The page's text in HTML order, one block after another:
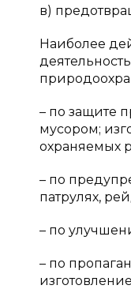
в)
Наиболее
– по защите
мусором;
охраняемых
– по
патрулях,
– по
– по